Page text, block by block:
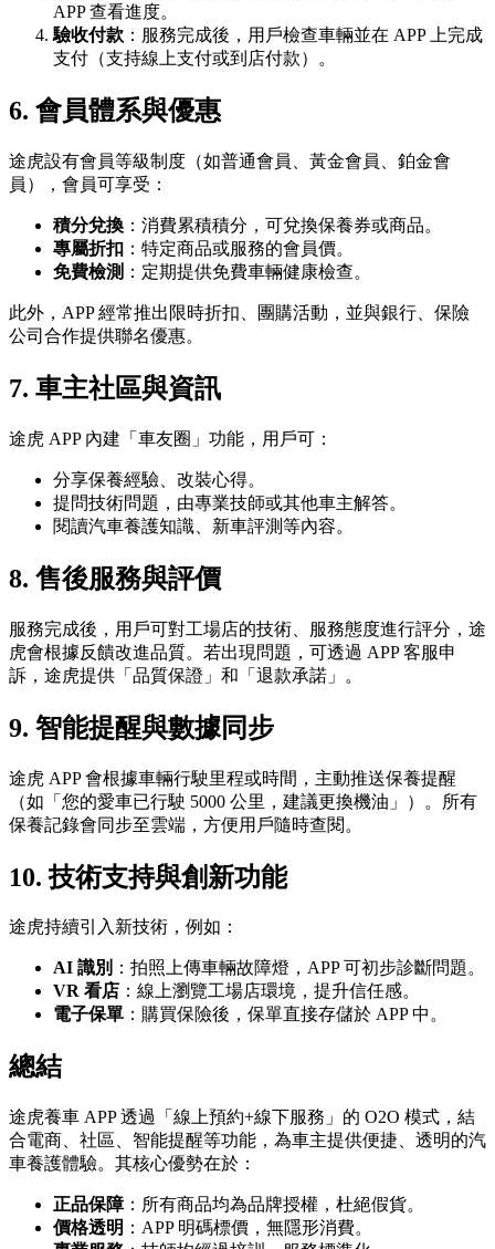
APP 查看進度。
驗收付款 ：服務完成後，用戶檢查車輛並在 APP 上完成
支付（支持線上支付或到店付款）。
6. 會員體系與優惠
途虎設有會員等級制度（如普通會員、黃金會員、鉑金會
員），會員可享受：
積分兌換 ：消費累積積分，可兌換保養券或商品。
專屬折扣 ：特定商品或服務的會員價。
免費檢測 ：定期提供免費車輛健康檢查。
此外，APP 經常推出限時折扣、團購活動，並與銀行、保險
公司合作提供聯名優惠。
7. 車主社區與資訊
途虎 APP 內建「車友圈」功能，用戶可：
分享保養經驗、改裝心得。
提問技術問題，由專業技師或其他車主解答。
閱讀汽車養護知識、新車評測等內容。
8. 售後服務與評價
服務完成後，用戶可對工場店的技術、服務態度進行評分，途
虎會根據反饋改進品質。若出現問題，可透過 APP 客服申
訴，途虎提供「品質保證」和「退款承諾」。
9. 智能提醒與數據同步
途虎 APP 會根據車輛行駛里程或時間，主動推送保養提醒
（如「您的愛車已行駛 5000 公里，建議更換機油」）。所有
保養記錄會同步至雲端，方便用戶隨時查閱。
10.技術支持與創新功能
途虎持續引入新技術，例如：
AI 識別 ：拍照上傳車輛故障燈，APP 可初步診斷問題。
VR 看店 ：線上瀏覽工場店環境，提升信任感。
電子保單 ：購買保險後，保單直接存儲於 APP 中。
總結
途虎養車 APP 透過「線上預約+線下服務」的 O2O 模式，結
合電商、社區、智能提醒等功能，為車主提供便捷、透明的汽
車養護體驗。其核心優勢在於：
正品保障：所有商品均為品牌授權，杜絕假貨。
價格透明 ：APP 明碼標價，無隱形消費。